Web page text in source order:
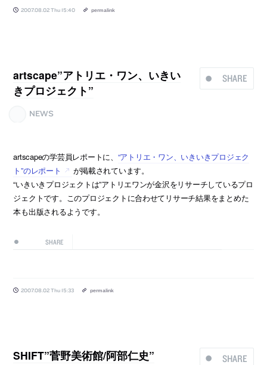
2007.08.02 Thu 15:40 permalink
SHARE
artscape”アトリエ・ワン、いきい
きプロジェクト”
NEWS
artscapeの学芸員レポートに、 “アトリエ・ワン、いきいきプロジェク
ト”のレポート
が掲載されています。
“いきいきプロジェクトは”アトリエワンが金沢をリサーチしているプロ
ジェクトです。このプロジェクトに合わせてリサーチ結果をまとめた
本も出版されるようです。
SHARE
2007.08.02 Thu 15:33 permalink
SHARE
SHIFT”菅野美術館/阿部仁史”